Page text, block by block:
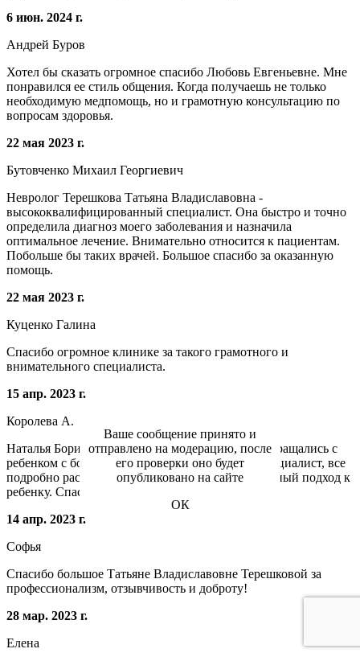
6 июн. 2024 г.
Андрей Буров
Хотел бы сказать огромное спасибо Любовь Евгеньевне. Мне
понравился ее стиль общения. Когда получаешь не только
необходимую медпомощь, но и грамотную консультацию по
вопросам здоровья.
22 мая 2023 г.
Бутовченко Михаил Георгиевич
Невролог Терешкова Татьяна Владиславовна -
высококвалифицированный специалист. Она быстро и точно
определила диагноз моего заболевания и назначила
оптимальное лечение. Внимательно относится к пациентам.
Побольше бы таких врачей. Большое спасибо за оказанную
помощь.
22 мая 2023 г.
Куценко Галина
Спасибо огромное клинике за такого грамотного и
внимательного специалиста.
15 апр. 2023 г.
Королева А.
Наталья Борисовна, замечательный невролог. Обращались с
ребенком с болью в спине. Очень грамотный специалист, все
подробно расскажет и даст рекомендации, отличный подход к
ребенку. Спасибо Вам большое!
14 апр. 2023 г.
Софья
Спасибо большое Татьяне Владиславовне Терешковой за
профессионализм, отзывчивость и доброту!
28 мар. 2023 г.
Елена
Ваше сообщение принято и
отправлено на модерацию, после
его проверки оно будет
опубликовано на сайте
ОК